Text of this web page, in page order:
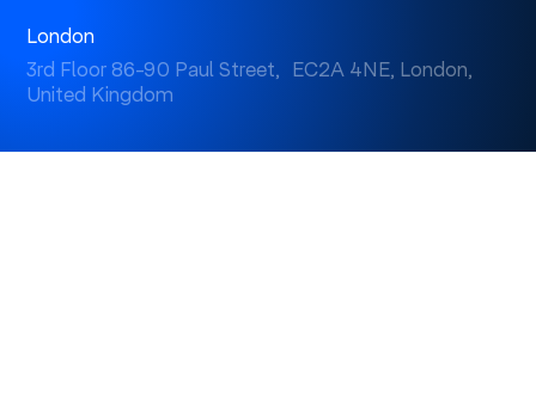
London
3rd Floor 86-90 Paul Street, EC2A 4NE, London,
United Kingdom